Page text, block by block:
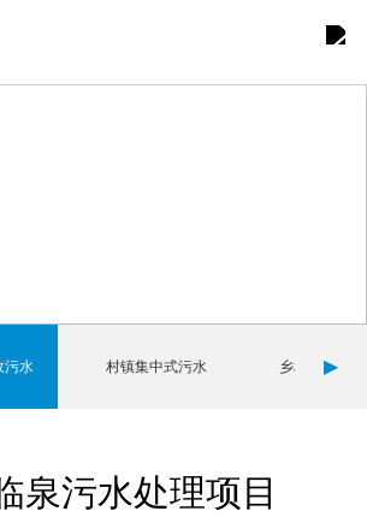
污水 村镇集中式污水 乡村分散式
▶
泉污水处理项目